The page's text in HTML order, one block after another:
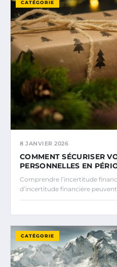
CATÉGORIE
8 JANVIER 2026
COMMENT SÉCURISER
PERSONNELLES EN
Comprendre l’incertitude
d’incertitude financière
CATÉGORIE